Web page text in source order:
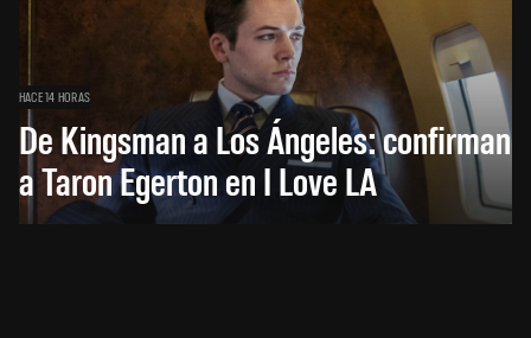
HACE 14 HORAS
De Kingsman a Los Ángeles: confirman
a Taron Egerton en I Love LA